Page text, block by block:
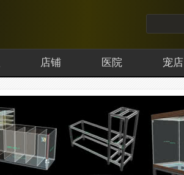
店铺 医院 宠店